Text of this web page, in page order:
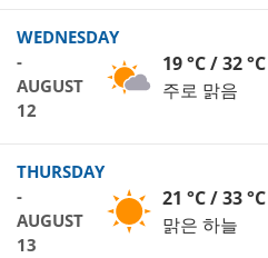
WEDNESDAY
-
AUGUST
12
19 °C / 32 °C
주로 맑음
THURSDAY
-
AUGUST
13
21 °C / 33 °C
맑은 하늘